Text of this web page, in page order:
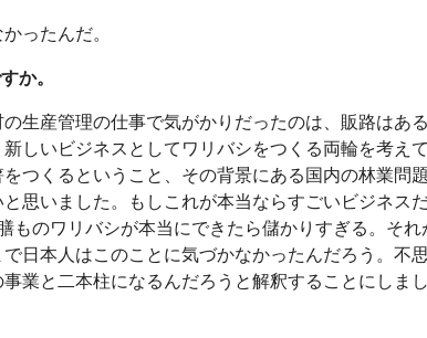
ったんだ。
か。
生産管理の仕事で気がかりだったのは、販路はあ
しいビジネスとしてワリバシをつくる両輪を考え
つくるということ、その背景にある国内の林業問
思いました。もしこれが本当ならすごいビジネス
ものワリバシが本当にできたら儲かりすぎる。それ
日本人はこのことに気づかなかったんだろう。不
業と二本柱になるんだろうと解釈することにしま